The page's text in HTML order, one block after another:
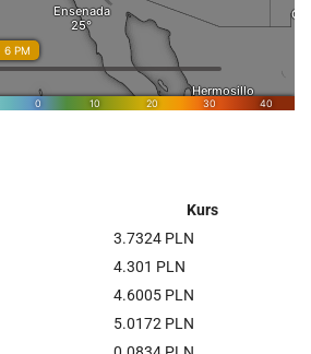
Kurs
3.7324 PLN
4.301 PLN
4.6005 PLN
5.0172 PLN